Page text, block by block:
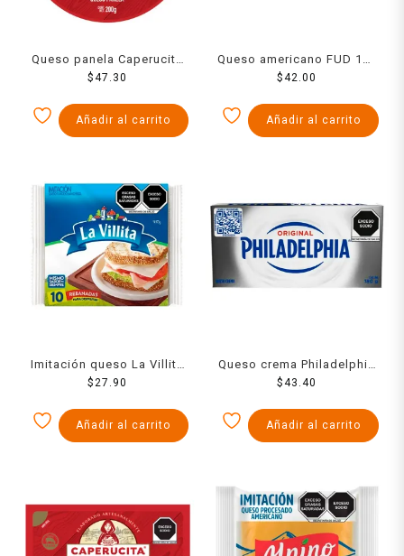
Queso panela Caperucita
200 g
$47.30
Añadir al carrito
Queso americano FUD 180
g
$42.00
Añadir al carrito
Imitación queso La Villita
fundido manchego 10
$27.90
Añadir al carrito
Queso crema Philadelphia
original 180 g
$43.40
Añadir al carrito